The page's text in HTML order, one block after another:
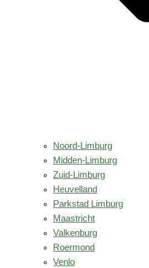
Noord-Limburg
Midden-Limburg
Zuid-Limburg
Heuvelland
Parkstad Limburg
Maastricht
Valkenburg
Roermond
Venlo